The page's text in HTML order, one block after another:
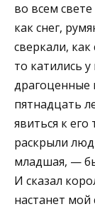
во всем
как снег,
сверкали,
то катились
драгоценные
пятнадцать
явиться к
раскрыли
младшая, —
И сказал
настанет мой